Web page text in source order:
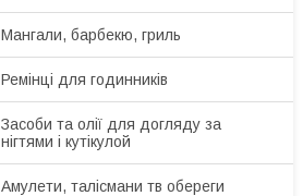
Мангали, барбекю, гриль
Ремінці для годинників
Засоби та олії для догляду за
нігтями і кутікулой
Амулети, талісмани тв обереги